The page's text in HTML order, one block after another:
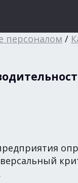
персоналом /